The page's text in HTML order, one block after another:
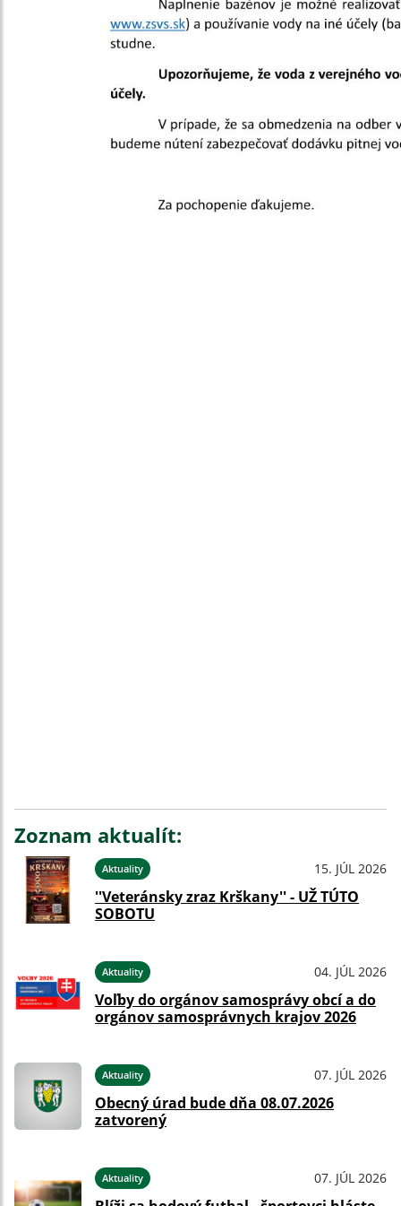
Zoznam aktualít:
Aktuality 15. JÚL 2026
''Veteránsky zraz Krškany'' - UŽ TÚTO
SOBOTU
Aktuality 04. JÚL 2026
Voľby do orgánov samosprávy obcí a do
orgánov samosprávnych krajov 2026
Aktuality 07. JÚL 2026
Obecný úrad bude dňa 08.07.2026
zatvorený
Aktuality 07. JÚL 2026